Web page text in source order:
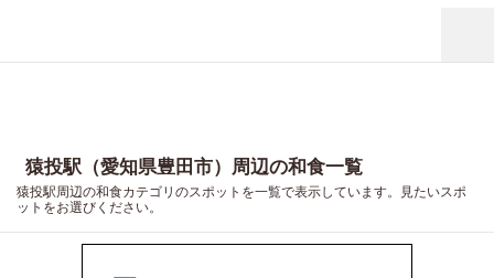
猿投駅（愛知県豊田市）周辺の和食一覧
猿投駅周辺の和食カテゴリのスポットを一覧で表示しています。見たいスポ
ットをお選びください。